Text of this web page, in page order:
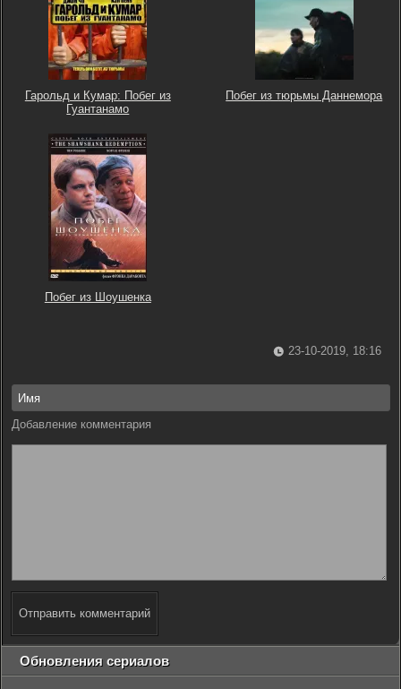
Гарольд и Кумар: Побег из
Гуантанамо
Побег из тюрьмы Даннемора
Побег из Шоушенка
23-10-2019, 18:16
Добавление комментария
Отправить комментарий
Обновления сериалов